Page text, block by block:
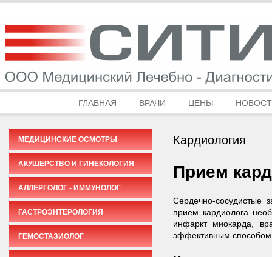
ГЛАВНАЯ ВРАЧИ ЦЕНЫ
МЕДИЦИНСКИЕ ОСМОТРЫ
АКУШЕРСТВО И ГИНЕКОЛОГИЯ
АЛЛЕРГОЛОГ - ИММУНОЛОГ
ГАСТРОЭНТЕРОЛОГИЯ
ГЕМОСТАЗИОЛОГ
Кардиология
Прием
Сердечно-сосудистые
прием кардиолога
инфаркт миокарда,
эффективным способом